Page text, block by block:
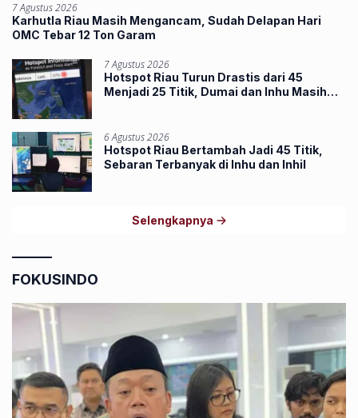
7 Agustus 2026
Karhutla Riau Masih Mengancam, Sudah Delapan Hari
OMC Tebar 12 Ton Garam
7 Agustus 2026
Hotspot Riau Turun Drastis dari 45
Menjadi 25 Titik, Dumai dan Inhu Masih
6 Agustus 2026
Hotspot Riau Bertambah Jadi 45 Titik,
Sebaran Terbanyak di Inhu dan Inhil
Selengkapnya
FOKUSINDO